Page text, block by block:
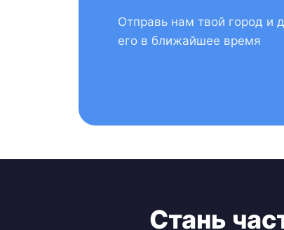
Отправь нам твой город
его в ближайшее время
Стань